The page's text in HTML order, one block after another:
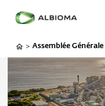
> Assemblée